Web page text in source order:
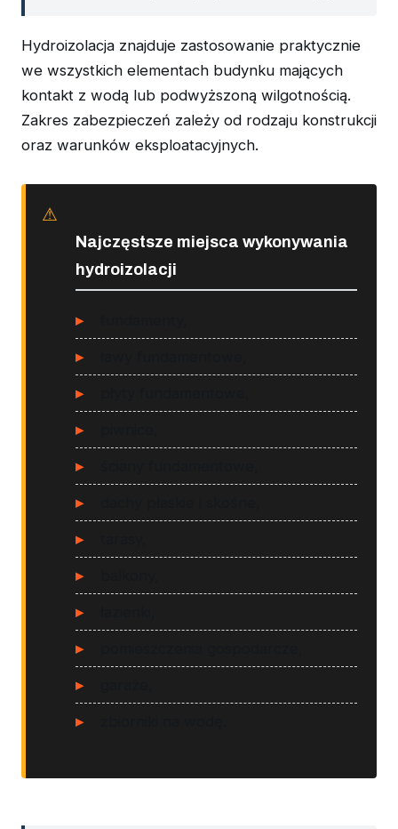
Hydroizolacja znajduje zastosowanie praktycznie
we wszystkich elementach budynku mających
kontakt z wodą lub podwyższoną wilgotnością.
Zakres zabezpieczeń zależy od rodzaju konstrukcji
oraz warunków eksploatacyjnych.
Najczęstsze miejsca wykonywania
hydroizolacji